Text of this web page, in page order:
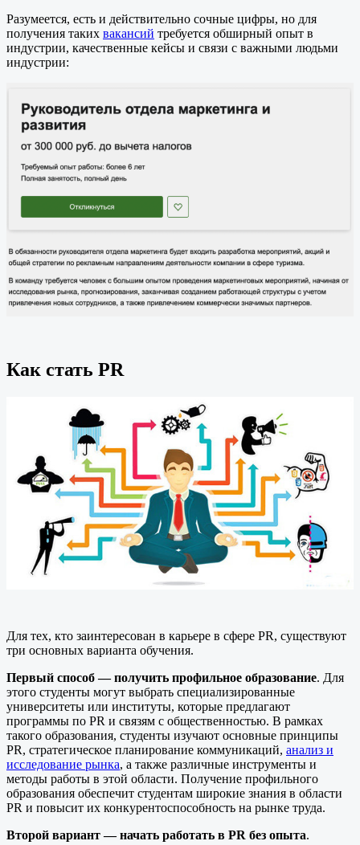
Разумеется, есть и действительно сочные цифры, но для
получения таких вакансий требуется обширный опыт в
индустрии, качественные кейсы и связи с важными людьми
индустрии:
Как стать PR
Для тех, кто заинтересован в карьере в сфере PR, существуют
три основных варианта обучения.
Первый способ — получить профильное образование. Для
этого студенты могут выбрать специализированные
университеты или институты, которые предлагают
программы по PR и связям с общественностью. В рамках
такого образования, студенты изучают основные принципы
PR, стратегическое планирование коммуникаций, анализ и
исследование рынка, а также различные инструменты и
методы работы в этой области. Получение профильного
образования обеспечит студентам широкие знания в области
PR и повысит их конкурентоспособность на рынке труда.
Второй вариант — начать работать в PR без опыта.